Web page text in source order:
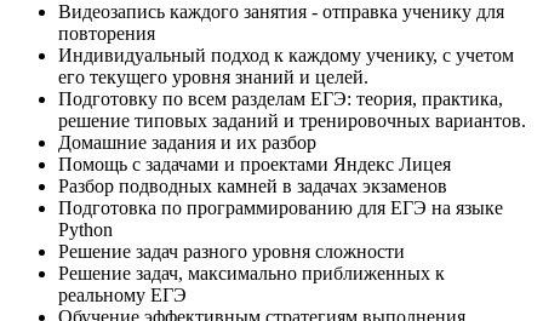
Видеозапись каждого занятия - отправка ученику для
повторения
Индивидуальный подход к каждому ученику, с учетом
его текущего уровня знаний и целей.
Подготовку по всем разделам ЕГЭ: теория, практика,
решение типовых заданий и тренировочных вариантов.
Домашние задания и их разбор
Помощь с задачами и проектами Яндекс Лицея
Разбор подводных камней в задачах экзаменов
Подготовка по программированию для ЕГЭ на языке
Python
Решение задач разного уровня сложности
Решение задач, максимально приближенных к
реальному ЕГЭ